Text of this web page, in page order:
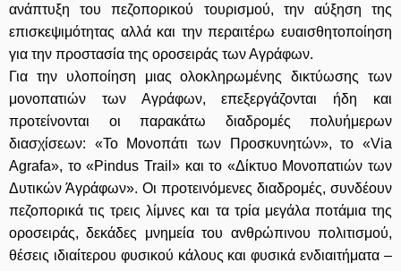
ανάπτυξη του πεζοπορικού τουρισμού, την αύξηση της
επισκεψιμότητας αλλά και την περαιτέρω ευαισθητοποίηση
για την προστασία της οροσειράς των Αγράφων.
Για την υλοποίηση μιας ολοκληρωμένης δικτύωσης των
μονοπατιών των Αγράφων, επεξεργάζονται ήδη και
προτείνονται οι παρακάτω διαδρομές πολυήμερων
διασχίσεων: «Το Μονοπάτι των Προσκυνητών», το «Via
Agrafa», το «Pindus Trail» και το «Δίκτυο Μονοπατιών των
Δυτικών Άγράφων». Οι προτεινόμενες διαδρομές, συνδέουν
πεζοπορικά τις τρεις λίμνες και τα τρία μεγάλα ποτάμια της
οροσειράς, δεκάδες μνημεία του ανθρώπινου πολιτισμού,
θέσεις ιδιαίτερου φυσικού κάλους και φυσικά ενδιαιτήματα –